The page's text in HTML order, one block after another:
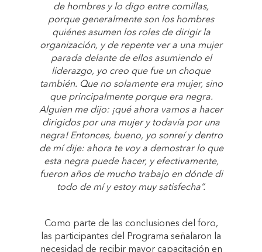
de hombres y lo digo entre comillas,
porque generalmente son los hombres
quiénes asumen los roles de dirigir la
organización, y de repente ver a una mujer
parada delante de ellos asumiendo el
liderazgo, yo creo que fue un choque
también. Que no solamente era mujer, sino
que principalmente porque era negra.
Alguien me dijo: ¡qué ahora vamos a hacer
dirigidos por una mujer y todavía por una
negra! Entonces, bueno, yo sonreí y dentro
de mí dije: ahora te voy a demostrar lo que
esta negra puede hacer, y efectivamente,
fueron años de mucho trabajo en dónde di
todo de mí y estoy muy satisfecha”.
Como parte de las conclusiones del foro,
las participantes del Programa señalaron la
necesidad de recibir mayor capacitación en